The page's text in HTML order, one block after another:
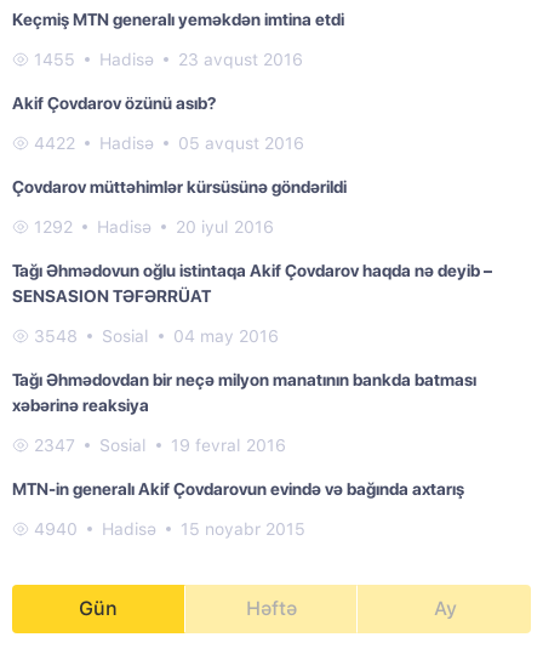
Keçmiş MTN generalı yeməkdən imtina etdi
1455 Hadisə 23 avqust 2016
Akif Çovdarov özünü asıb?
4422 Hadisə 05 avqust 2016
Çovdarov müttəhimlər kürsüsünə göndərildi
1292 Hadisə 20 iyul 2016
Tağı Əhmədovun oğlu istintaqa Akif Çovdarov haqda nə deyib –
SENSASION TƏFƏRRÜAT
3548 Sosial 04 may 2016
Tağı Əhmədovdan bir neçə milyon manatının bankda batması
xəbərinə reaksiya
2347 Sosial 19 fevral 2016
MTN-in generalı Akif Çovdarovun evində və bağında axtarış
4940 Hadisə 15 noyabr 2015
Gün Həftə Ay